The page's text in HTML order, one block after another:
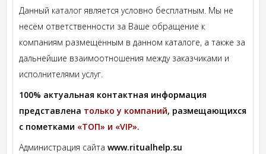
Данный каталог является условно бесплатным. Мы не
несём ответственности за Ваше обращение к
компаниям размещённым в данном каталоге, а также за
дальнейшие взаимоотношения между заказчиками и
исполнителями услуг.
100% актуальная контактная информация
представлена только у компаний, размещающихся
с пометками «ТОП» и «VIP».
Администрация сайта www.ritualhelp.su